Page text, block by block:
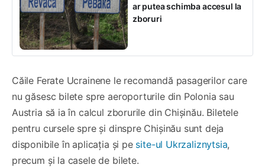
ar putea schimba accesul la
zboruri
Căile Ferate Ucrainene le recomandă pasagerilor care
nu găsesc bilete spre aeroporturile din Polonia sau
Austria să ia în calcul zborurile din Chișinău. Biletele
pentru cursele spre și dinspre Chișinău sunt deja
disponibile în aplicația și pe site-ul Ukrzaliznytsia,
precum și la casele de bilete.